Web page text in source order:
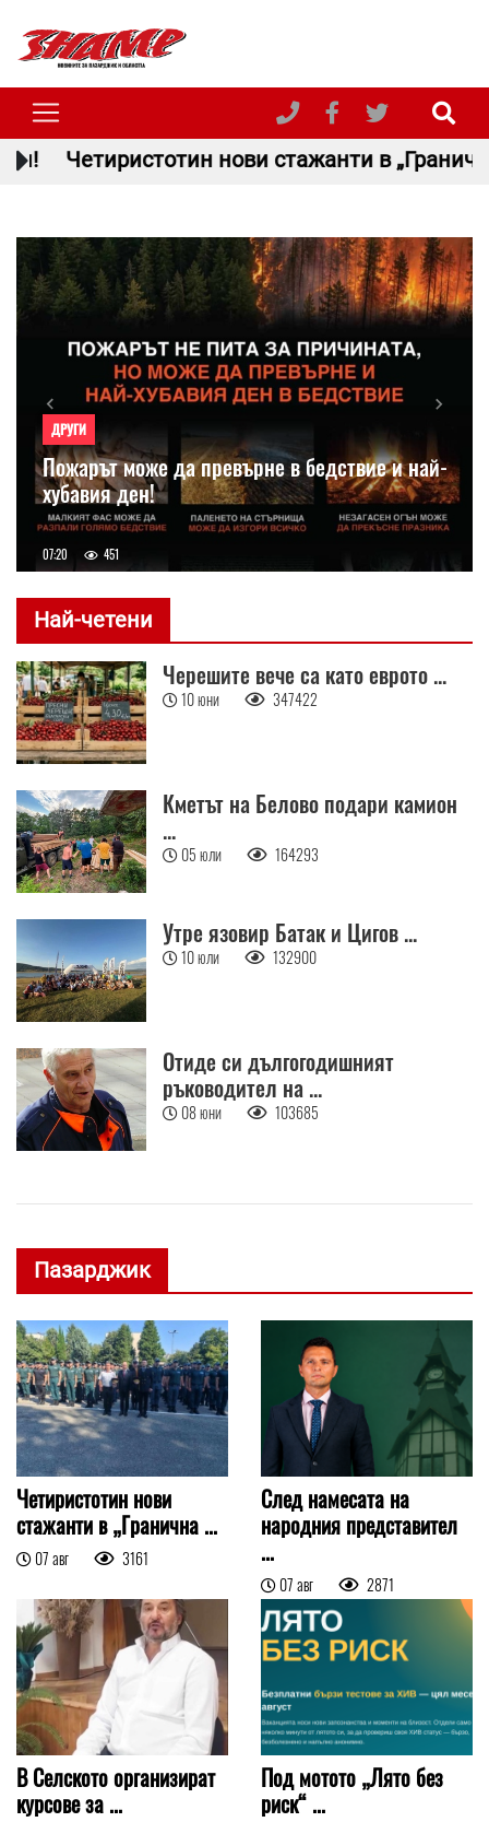
нови стажанти в „Гранична полиция“
ДРУГИ
Пожарът може да превърне в бедствие и най-
хубавия ден!
07:20 451
Previous Next
Най-четени
Черешите вече са като еврото ...
10 юни 347422
Кметът на Белово подари камион
...
05 юли 164293
Утре язовир Батак и Цигов ...
10 юли 132900
Отиде си дългогодишният
ръководител на ...
08 юни 103685
Пазарджик
Четиристотин нови
стажанти в „Гранична ...
07 авг 3161
След намесата на
народния представител
...
07 авг 2871
В Селското организират
курсове за ...
Под мотото „Лято без
риск“ ...